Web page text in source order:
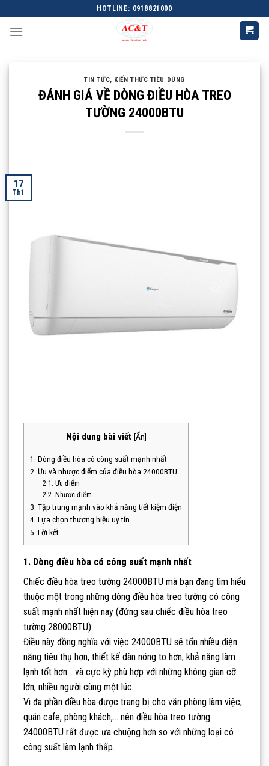
content
HOTLINE: 0918821000
TIN TỨC, KIẾN THỨC TIÊU DÙNG
ĐÁNH GIÁ VỀ DÒNG ĐIỀU HÒA TREO
TƯỜNG 24000BTU
17
Th1
Nội dung bài viết [Ẩn]
1. Dòng điều hòa có công suất mạnh nhất
2. Ưu và nhược điểm của điều hòa 24000BTU
2.1. Ưu điểm
2.2. Nhược điểm
3. Tập trung mạnh vào khả năng tiết kiệm điện
4. Lựa chọn thương hiệu uy tín
5. Lời kết
1. Dòng điều hòa có công suất mạnh nhất
Chiếc điều hòa treo tường 24000BTU mà bạn đang tìm hiểu
thuộc một trong những dòng điều hòa treo tường có công
suất mạnh nhất hiện nay (đứng sau chiếc điều hòa treo
tường 28000BTU).
Điều này đồng nghĩa với việc 24000BTU sẽ tốn nhiều điện
năng tiêu thụ hơn, thiết kế dàn nóng to hơn, khả năng làm
lạnh tốt hơn… và cực kỳ phù hợp với những không gian cỡ
lớn, nhiều người cùng một lúc.
Vì đa phần điều hòa được trang bị cho văn phòng làm việc,
quán cafe, phòng khách,… nên điều hòa treo tường
24000BTU rất được ưa chuộng hơn so với những loại có
công suất làm lạnh thấp.